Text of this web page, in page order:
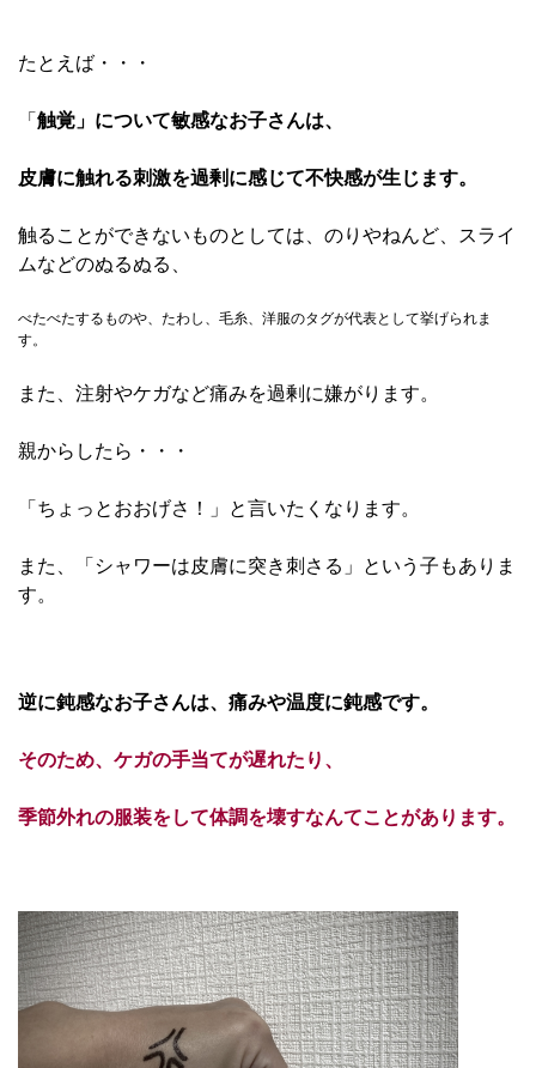
たとえば・・・
「 触覚」について敏感なお子さんは、
皮膚に触れる刺激を過剰に感じて不快感が生じます。
触ることができないものとしては、のりやねんど、スライ
ムなどのぬるぬる、
べたべたするものや、たわし、毛糸、洋服のタグが代表として挙げられま
す。
また、注射やケガなど痛みを過剰に嫌がります。
親からしたら・・・
「ちょっとおおげさ！」と言いたくなります。
また、「シャワーは皮膚に突き刺さる」という子もありま
す。
逆に鈍感なお子さんは、痛みや温度に鈍感です。
そのため、ケガの手当てが遅れたり、
季節外れの服装をして体調を壊すなんてことがあります。